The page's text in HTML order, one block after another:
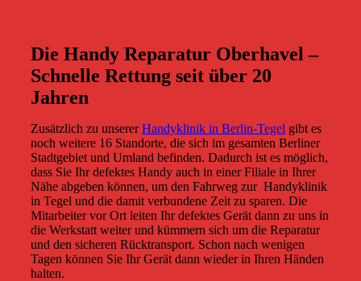
Die Handy Reparatur Oberhavel –
Schnelle Rettung seit über 20
Jahren
Zusätzlich zu unsererHandyklinik in Berlin-Tegel gibt es
noch weitere 16 Standorte, die sich im gesamten Berliner
Stadtgebiet und Umland befinden. Dadurch ist es möglich,
dass Sie Ihr defektes Handy auch in einer Filiale in Ihrer
Nähe abgeben können, um den Fahrweg zur Handyklinik
in Tegel und die damit verbundene Zeit zu sparen. Die
Mitarbeiter vor Ort leiten Ihr defektes Gerät dann zu uns in
die Werkstatt weiter und kümmern sich um die Reparatur
und den sicheren Rücktransport. Schon nach wenigen
Tagen können Sie Ihr Gerät dann wieder in Ihren Händen
halten.